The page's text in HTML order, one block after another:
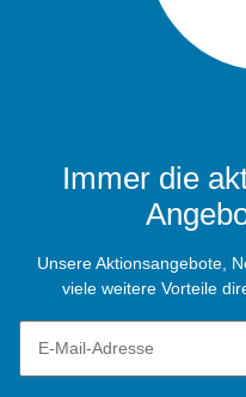
Immer die
Unsere Aktionsangebote,
viele weitere Vorteile